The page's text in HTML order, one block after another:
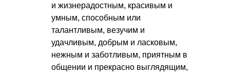
и жизнерадостным, красивым и
умным, способным или
талантливым, везучим и
удачливым, добрым и ласковым,
нежным и заботливым, приятным в
общении и прекрасно выглядящим,